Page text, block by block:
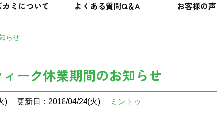
カミについて よくある質問Q＆A お客様の声
らせ
ーク休業期間のお知らせ
) 更新日：2018/04/24(火) ミントゥ